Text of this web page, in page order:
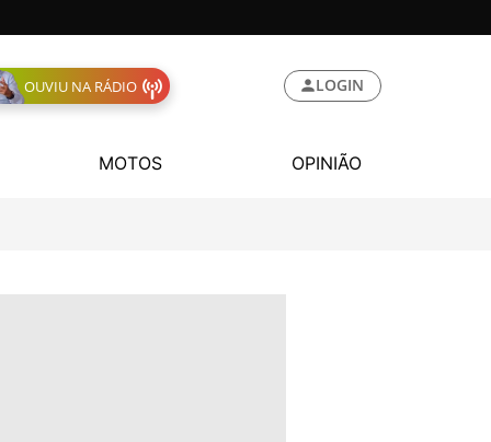
OUVIU NA RÁDIO LOGIN
MOTOS OPINIÃO